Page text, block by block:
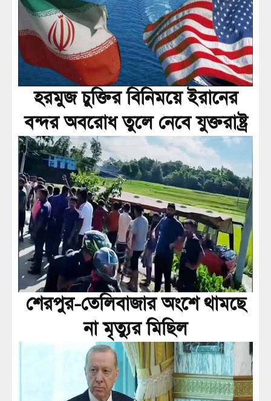
হরমুজ চুক্তির বিনিময়ে ইরানের
বন্দর অবরোধ তুলে নেবে যুক্তরাষ্ট্র
শেরপুর-তেলিবাজার অংশে থামছে
না মৃত্যুর মিছিল